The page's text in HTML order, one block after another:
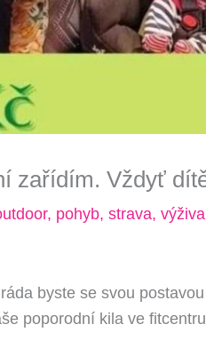
zařídím. Vždyť
,pohyb,strava,výživa
byste se svou
poporodní kila ve